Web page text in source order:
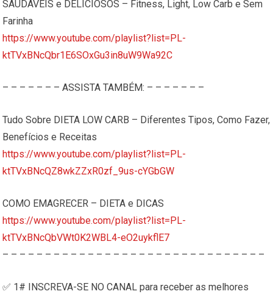
SAUDÁVEIS e DELICIOSOS – Fitness, Light, Low Carb e Sem
Farinha
https://www.youtube.com/playlist?list=PL-
ktTVxBNcQbr1E6SOxGu3in8uW9Wa92C
– – – – – – – ASSISTA TAMBÉM: – – – – – – –
Tudo Sobre DIETA LOW CARB – Diferentes Tipos, Como Fazer,
Benefícios e Receitas
https://www.youtube.com/playlist?list=PL-
ktTVxBNcQZ8wkZZxR0zf_9us-cYGbGW
COMO EMAGRECER – DIETA e DICAS
https://www.youtube.com/playlist?list=PL-
ktTVxBNcQbVWt0K2WBL4-eO2uykflE7
– – – – – – – – – – – – – – – – – – – – – – – – – – – – – – –
✅ 1# INSCREVA-SE NO CANAL para receber as melhores